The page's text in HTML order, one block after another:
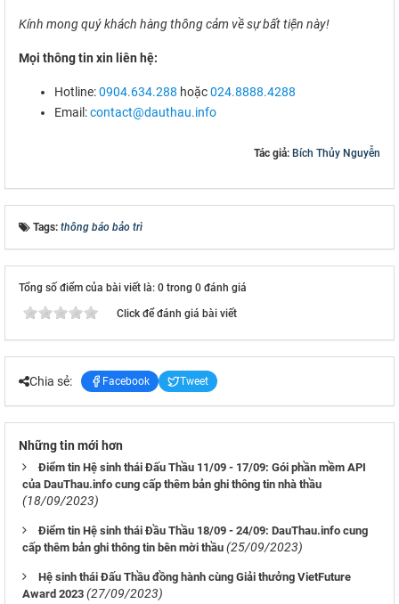
Kính mong quý khách hàng thông cảm về sự bất tiện này!
Mọi thông tin xin liên hệ:
Hotline:0904.634.288 hoặc024.8888.4288
Email:contact@dauthau.info
Tác giả: Bích Thủy Nguyễn
Tags: thông báo bảo trì
Tổng số điểm của bài viết là: 0 trong 0 đánh giá
Click để đánh giá bài viết
Chia sẻ: Facebook Tweet
Những tin mới hơn
Điểm tin Hệ sinh thái Đấu Thầu 11/09 - 17/09: Gói phần mềm API
của DauThau.info cung cấp thêm bản ghi thông tin nhà thầu
(18/09/2023)
Điểm tin Hệ sinh thái Đầu Thầu 18/09 - 24/09: DauThau.info cung
cấp thêm bản ghi thông tin bên mời thầu (25/09/2023)
Hệ sinh thái Đấu Thầu đồng hành cùng Giải thưởng VietFuture
Award 2023 (27/09/2023)